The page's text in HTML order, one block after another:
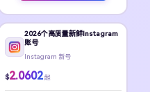
2026个高质量新鲜Instagram
账号
Instagram 新号
$2.0602 起